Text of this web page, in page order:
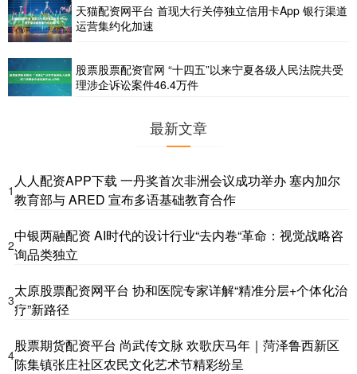
天猫配资网平台 首现大行关停独立信用卡App 银行渠道
运营集约化加速
股票股票配资官网 “十四五”以来宁夏各级人民法院共受
理涉企诉讼案件46.4万件
最新文章
1
人人配资APP下载 一丹奖首次非洲会议成功举办 塞内加尔
教育部与 ARED 宣布多语基础教育合作
2
中银两融配资 AI时代的设计行业“去内卷“革命：视觉战略咨
询品类独立
3
太原股票配资网平台 协和医院专家详解“精准分层+个体化治
疗”新路径
4
股票期货配资平台 尚武传文脉 欢歌庆马年｜菏泽鲁西新区
陈集镇张庄社区农民文化艺术节精彩纷呈